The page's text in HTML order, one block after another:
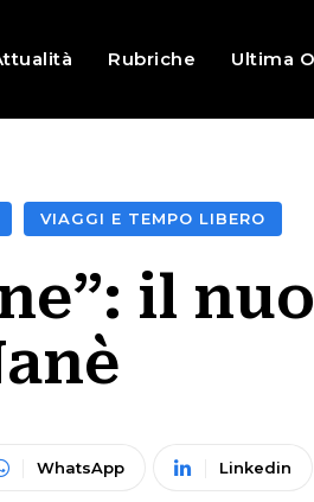
Rubriche Ultima
VIAGGI E TEMPO LIBERO
il
WhatsApp Linkedin